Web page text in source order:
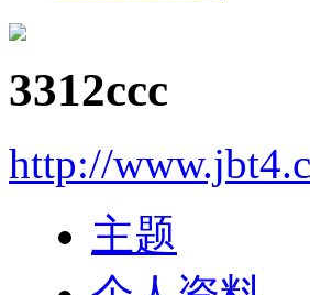
3312ccc
http://
主题